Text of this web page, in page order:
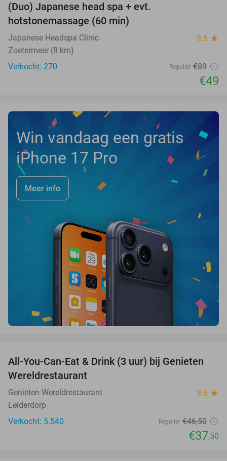
(Duo) Japanese head spa + evt.
hotstonemassage (60 min)
Japanese Headspa Clinic 9.5 star
Zoetermeer (8 km)
Verkocht: 270
Regulier €89
€49
Win vandaag een gratis
iPhone 17 Pro
Meer info
19%
All-You-Can-Eat & Drink (3 uur) bij Genieten
Wereldrestaurant
Genieten Wereldrestaurant 9.6 star
Leiderdorp
Verkocht: 5.540
Regulier €46,50
€37,50